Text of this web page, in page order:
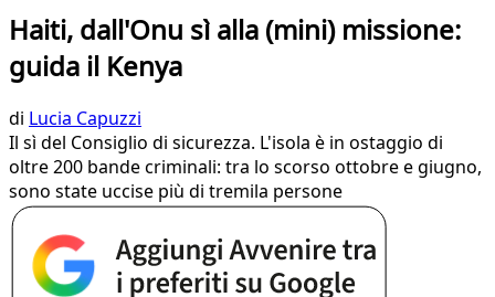
Haiti, dall'Onu sì alla (mini) missione:
guida il Kenya
di Lucia Capuzzi
Il sì del Consiglio di sicurezza. L'isola è in ostaggio di
oltre 200 bande criminali: tra lo scorso ottobre e giugno,
sono state uccise più di tremila persone